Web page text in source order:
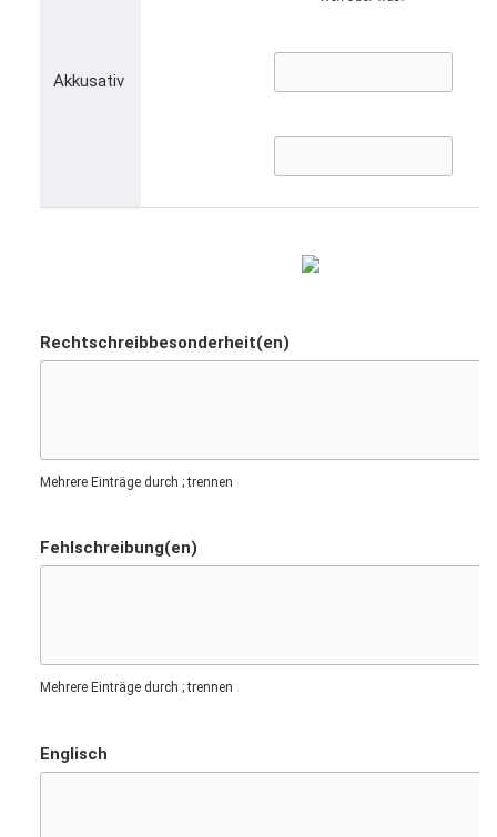
Akkusativ
Rechtschreibbesonderheit(en)
Mehrere Einträge durch ; trennen
Fehlschreibung(en)
Mehrere Einträge durch ; trennen
Englisch